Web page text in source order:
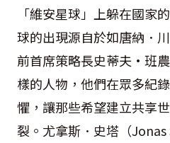
「維安星球」上躲在國家
球的出現源自於如唐納．
前首席策略長史蒂夫·班
樣的人物，他們在眾多紀
懼，讓那些希望建立共享
裂。尤拿斯．史塔（